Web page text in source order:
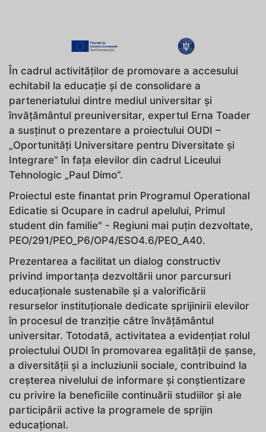
În cadrul activităților de promovare a accesului
echitabil la educație și de consolidare a
parteneriatului dintre mediul universitar și
învățământul preuniversitar, expertul Erna Toader
a susținut o prezentare a proiectului OUDI –
„Oportunități Universitare pentru Diversitate și
Integrare” în fața elevilor din cadrul Liceului
Tehnologic „Paul Dimo”.
Proiectul este finantat prin Programul Operational
Edicatie si Ocupare in cadrul apelului, Primul
student din familie" - Regiuni mai puțin dezvoltate,
PEO/291/PEO_P6/OP4/ESO4.6/PEO_A40.
Prezentarea a facilitat un dialog constructiv
privind importanța dezvoltării unor parcursuri
educaționale sustenabile și a valorificării
resurselor instituționale dedicate sprijinirii elevilor
în procesul de tranziție către învățământul
universitar. Totodată, activitatea a evidențiat rolul
proiectului OUDI în promovarea egalității de șanse,
a diversității și a incluziunii sociale, contribuind la
creșterea nivelului de informare și conștientizare
cu privire la beneficiile continuării studiilor și ale
participării active la programele de sprijin
educațional.